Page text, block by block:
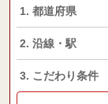
1. 都道府県
2. 沿線・駅
3. こだわり条件